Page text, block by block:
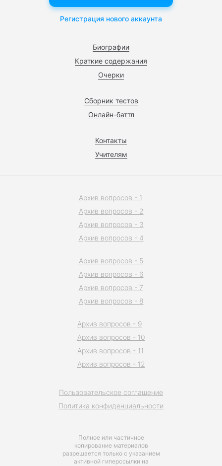
Биографии
Краткие содержания
Очерки
Сборник тестов
Онлайн-баттл
Контакты
Учителям
Регистрация нового аккаунта
Полное или частичное
копирование материалов
разрешается только с указанием
активной гиперссылки на
Пользовательское соглашение
Политика конфиденциальности
Архив вопросов - 1
Архив вопросов - 2
Архив вопросов - 3
Архив вопросов - 4
Архив вопросов - 5
Архив вопросов - 6
Архив вопросов - 7
Архив вопросов - 8
Архив вопросов - 9
Архив вопросов - 10
Архив вопросов - 11
Архив вопросов - 12